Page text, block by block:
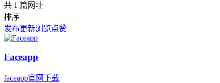
共 1 篇网址
排序
发布更新浏览点赞
Faceapp
faceapp官网下载